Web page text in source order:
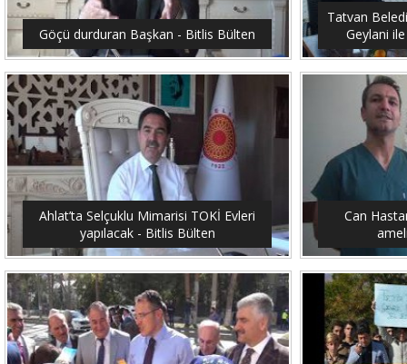
Göçü durduran Başkan - Bitlis Bülten
Tatvan
Geylani
Ahlat’ta Selçuklu Mimarisi TOKİ Evleri
yapılacak - Bitlis Bülten
Can